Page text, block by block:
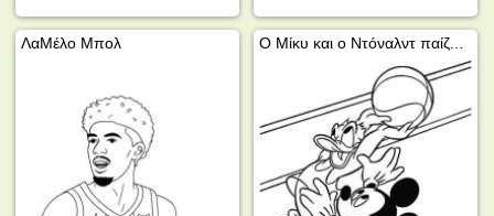
ΛαΜέλο Μπολ Ο Μίκυ και ο Ντόναλντ παίζουν μπάσκετ